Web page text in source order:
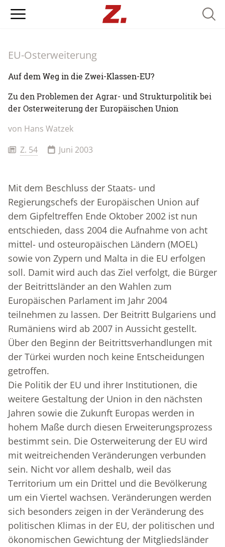
EU-Osterweiterung
Auf dem Weg in die Zwei-Klassen-EU?
Zu den Problemen der Agrar- und Strukturpolitik bei
der Osterweiterung der Europäischen Union
von Hans Watzek
Z. 54
Juni 2003
Mit dem Beschluss der Staats- und
Regierungschefs der Europäischen Union auf
dem Gipfeltreffen Ende Oktober 2002 ist nun
entschieden, dass 2004 die Aufnahme von acht
mittel- und osteuropäischen Ländern (MOEL)
sowie von Zypern und Malta in die EU erfolgen
soll. Damit wird auch das Ziel verfolgt, die Bürger
der Beitrittsländer an den Wahlen zum
Europäischen Parlament im Jahr 2004
teilnehmen zu lassen. Der Beitritt Bulgariens und
Rumäniens wird ab 2007 in Aussicht gestellt.
Über den Beginn der Beitrittsverhandlungen mit
der Türkei wurden noch keine Entscheidungen
getroffen.
Die Politik der EU und ihrer Institutionen, die
weitere Gestaltung der Union in den nächsten
Jahren sowie die Zukunft Europas werden in
hohem Maße durch diesen Erweiterungsprozess
bestimmt sein. Die Osterweiterung der EU wird
mit weitreichenden Veränderungen verbunden
sein. Nicht vor allem deshalb, weil das
Territorium um ein Drittel und die Bevölkerung
um ein Viertel wachsen. Veränderungen werden
sich besonders zeigen in der Veränderung des
politischen Klimas in der EU, der politischen und
ökonomischen Gewichtung der Mitgliedsländer